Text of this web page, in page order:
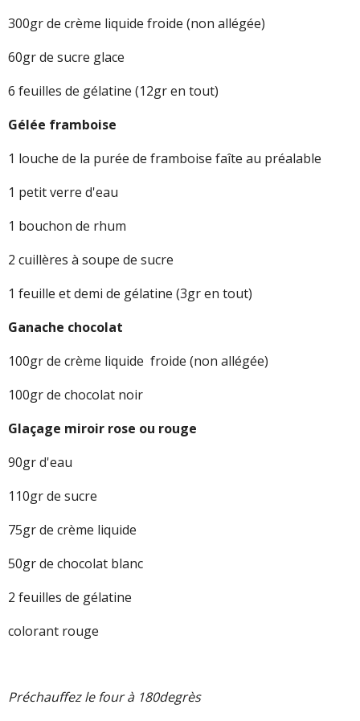
300gr de crème liquide froide (non allégée)
60gr de sucre glace
6 feuilles de gélatine (12gr en tout)
Gélée framboise
1 louche de la purée de framboise faîte au préalable
1 petit verre d'eau
1 bouchon de rhum
2 cuillères à soupe de sucre
1 feuille et demi de gélatine (3gr en tout)
Ganache chocolat
100gr de crème liquide froide (non allégée)
100gr de chocolat noir
Glaçage miroir rose ou rouge
90gr d'eau
110gr de sucre
75gr de crème liquide
50gr de chocolat blanc
2 feuilles de gélatine
colorant rouge
Préchauffez le four à 180degrès